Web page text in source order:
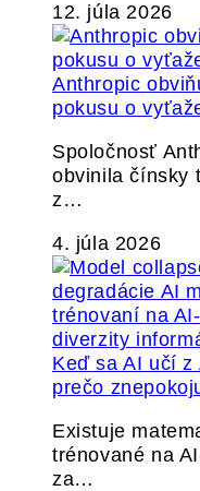
12. júla 2026
Anthropic
pokusu o
Spoločnosť
obvinila čínsky
z…
4. júla 2026
Keď sa AI učí z
prečo
Existuje
trénované na
za…